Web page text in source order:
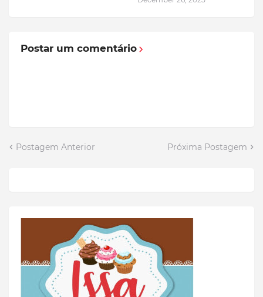
Postar um comentário
Postagem Anterior Próxima Postagem